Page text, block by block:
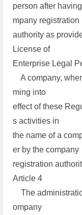
person after
mpany registration
authority as
License of
Enterprise Legal
A company,
ming into
effect of these
s activities in
the name of a
er by the company
registration
Article 4
The
ompany